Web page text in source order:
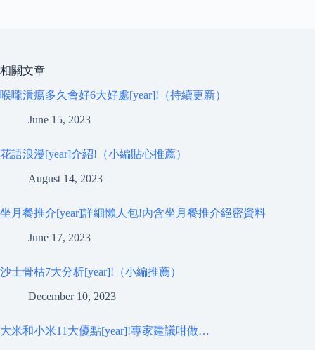
相關文章
喉嚨潰瘍多久會好6大好處[year]!（持續更新）
June 15, 2023
花語浪漫[year]介紹!（小編貼心推薦）
August 14, 2023
坐月餐推介[year]詳細懶人包!內含坐月餐推介絕密資料
June 17, 2023
沙士骨枯7大分析[year]!（小編推薦）
December 10, 2023
大米和小米11大優點[year]!專家建議咁做…